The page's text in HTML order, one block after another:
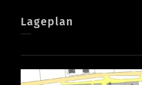
Lageplan